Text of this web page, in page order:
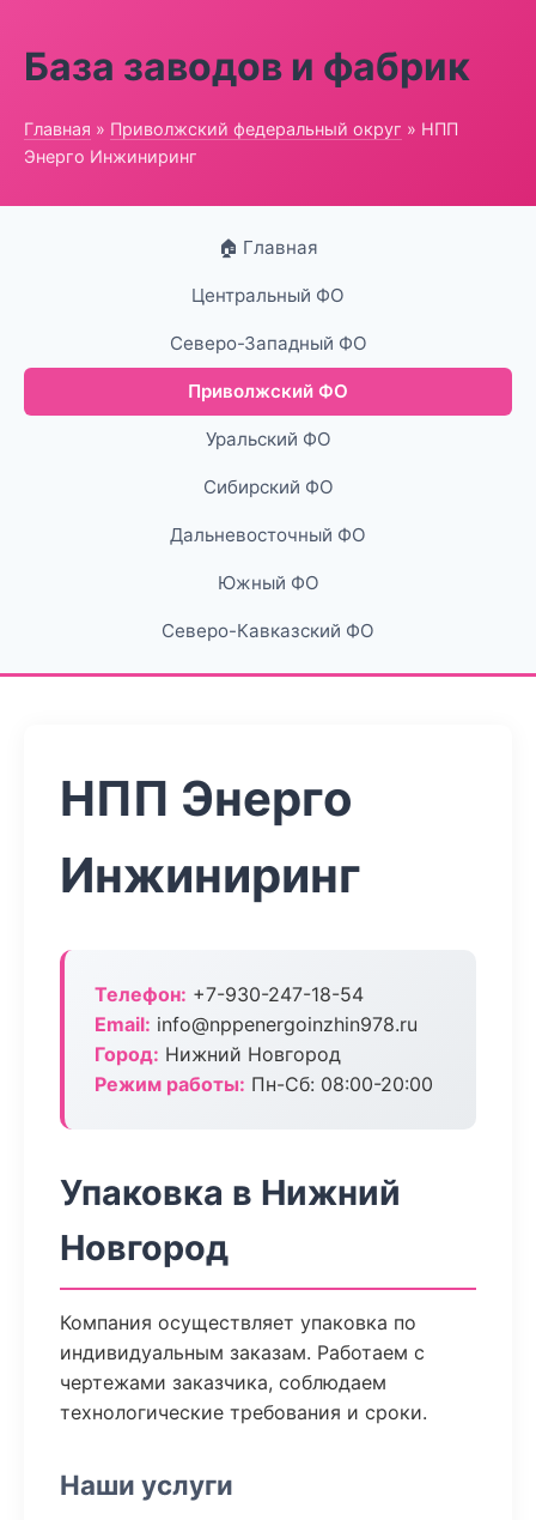
База заводов и фабрик
Главная » Приволжский федеральный округ » НПП
Энерго Инжиниринг
🏠 Главная
Центральный ФО
Северо-Западный ФО
Приволжский ФО
Уральский ФО
Сибирский ФО
Дальневосточный ФО
Южный ФО
Северо-Кавказский ФО
НПП Энерго
Инжиниринг
Телефон: +7-930-247-18-54
Email: info@nppenergoinzhin978.ru
Город: Нижний Новгород
Режим работы: Пн-Сб: 08:00-20:00
Упаковка в Нижний
Новгород
Компания осуществляет упаковка по
индивидуальным заказам. Работаем с
чертежами заказчика, соблюдаем
технологические требования и сроки.
Наши услуги